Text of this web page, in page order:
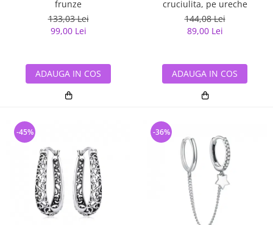
frunze
133,03 Lei
99,00 Lei
ADAUGA IN COS
cruciulita, pe ureche
144,08 Lei
89,00 Lei
ADAUGA IN COS
-45% -36%